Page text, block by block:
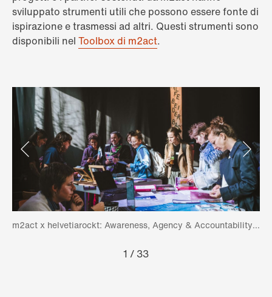
sviluppato strumenti utili che possono essere fonte di
ispirazione e trasmessi ad altri. Questi strumenti sono
disponibili nel Toolbox di m2act.
m2act x helvetiarockt: Awareness, Agency & Accountability in Music an Performing Arts, 2025, ©Nadine Nützi
1 / 33